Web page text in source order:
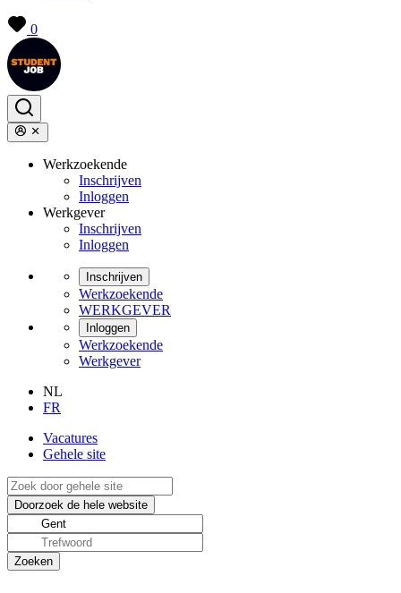
0
Werkzoekende
Inschrijven
Inloggen
Werkgever
Inschrijven
Inloggen
Inschrijven
Werkzoekende
WERKGEVER
Inloggen
Werkzoekende
Werkgever
NL
FR
Vacatures
Gehele site